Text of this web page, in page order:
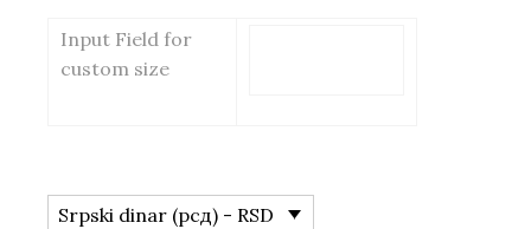
Input Field for
custom size
Srpski dinar (рсд) - RSD